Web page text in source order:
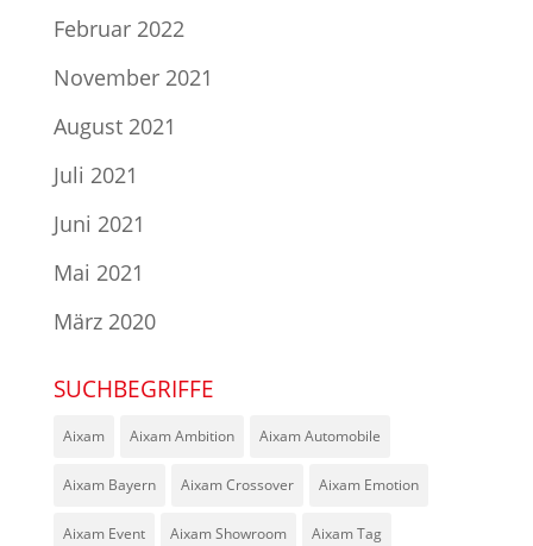
Februar 2022
November 2021
August 2021
Juli 2021
Juni 2021
Mai 2021
März 2020
SUCHBEGRIFFE
Aixam Aixam Ambition Aixam Automobile
Aixam Bayern Aixam Crossover Aixam Emotion
Aixam Event Aixam Showroom Aixam Tag